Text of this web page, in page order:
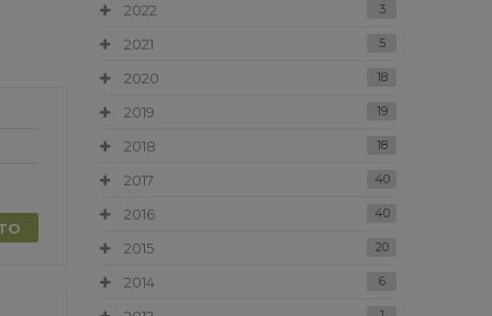
2022 3
2021 5
2020 18
2019 19
2018 18
2017 40
2016 40
2015 20
2014 6